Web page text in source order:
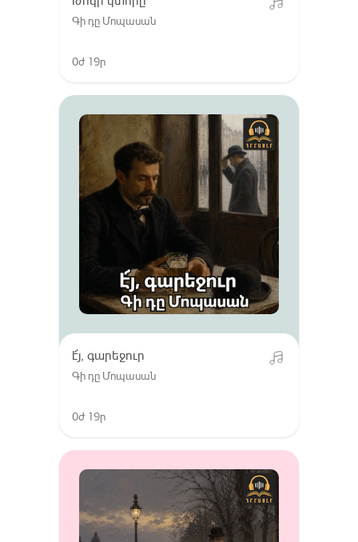
Գի դը Մոպասան
0ժ 19ր
է՜յ, գարեջուր
Գի դը Մոպասան
0ժ 19ր